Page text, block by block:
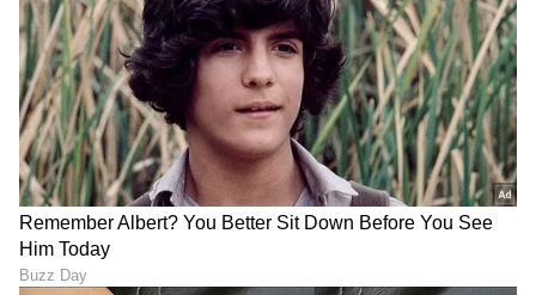
Shetty speech | Suvarna News
ಶೇ.50 ರಿಂದ ಶೇ.18 ಕ್ಕೆ TAX ಇಳಿಕೆ: ಮೋದಿ-
ಟ್ರಂಪ್ ಐತಿಹಾಸಿಕ ಒಪ್ಪಂದ | India US
Trade Deal | Party Rounds